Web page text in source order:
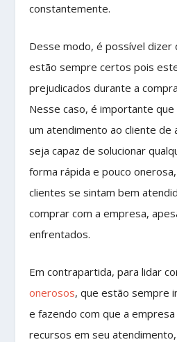
constantemente.
Desse modo, é possível dizer
estão sempre certos pois
prejudicados durante a
Nesse caso, é importante
um atendimento ao cliente de
seja capaz de solucionar
forma rápida e pouco
clientes se sintam bem
comprar com a empresa,
enfrentados.
Em contrapartida, para lidar
onerosos, que estão sempre
e fazendo com que a
recursos em seu